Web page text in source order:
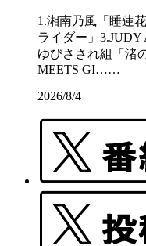
1.湘南乃風「睡蓮
ライダー」3.JUDY
ゆびさされ組「渚
MEETS GI……
2026/8/4